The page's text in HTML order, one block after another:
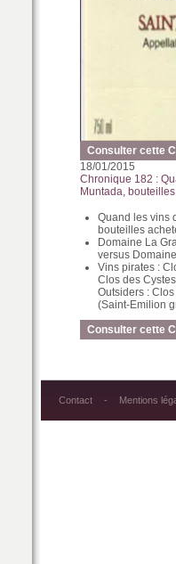
Consulter cette
18/01/2015
Chronique 182 :
Muntada,
Quand les vins
bouteilles
Domaine La
versus
Vins pirates :
Clos des
Outsiders :
(Saint-Emilion
Consulter cette
Contact Mentions